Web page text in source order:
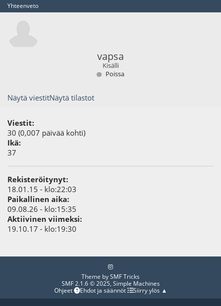
Yhteenveto
vapsa
Kisälli
Poissa
Näytä viestitNäytä tilastot
Viestit:
30 (0,007 päivää kohti)
Ikä:
37
Rekisteröitynyt:
18.01.15 - klo:22:03
Paikallinen aika:
09.08.26 - klo:15:35
Aktiivinen viimeksi:
19.10.17 - klo:19:30
Theme bySMF Tricks
SMF 2.1.6 © 2025, Simple Machines
Ohjeet
Ehdot ja säännöt Siirry ylös ▲